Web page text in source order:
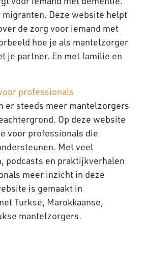
migranten. Deze website helpt
de zorg voor iemand met
hoe je als mantelzorger
je partner. En met familie en
professionals
er steeds meer mantelzorgers
Op deze website
voor professionals die
Met veel
podcasts en praktijkverhalen
meer inzicht in deze
is gemaakt in
Turkse, Marokkaanse,
mantelzorgers.